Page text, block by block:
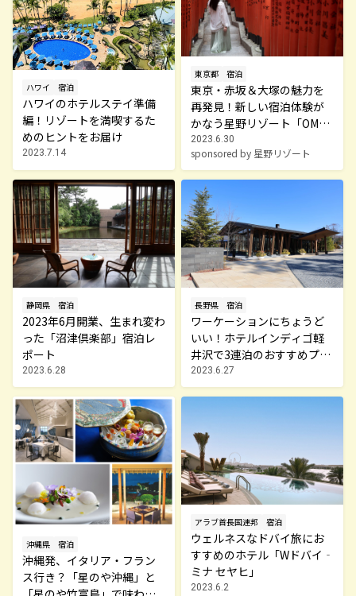
ハワイ 宿泊
ハワイのホテルステイ準備
編！リゾートを満喫するた
めのヒントをお届け
2023.7.14
東京都 宿泊
東京・赤坂＆大塚の魅力を
再発見！新しい宿泊体験が
かなう星野リゾート「OMO
（おも）」
2023.6.30
sponsored by 星野リゾート
静岡県 宿泊
2023年6月開業、生まれ変わ
った「沼津倶楽部」宿泊レ
ポート
2023.6.28
長野県 宿泊
ワーケーションにちょうど
いい！ホテルインディゴ軽
井沢で3連泊のおすすめプラ
ン誕生！
2023.6.27
沖縄県 宿泊
沖縄発、イタリア・フラン
ス行き？「星のや沖縄」と
アラブ首長国連邦 宿泊
ウェルネスなドバイ旅にお
すすめのホテル「Wドバイ‐
ミナ セヤヒ」
2023.6.2